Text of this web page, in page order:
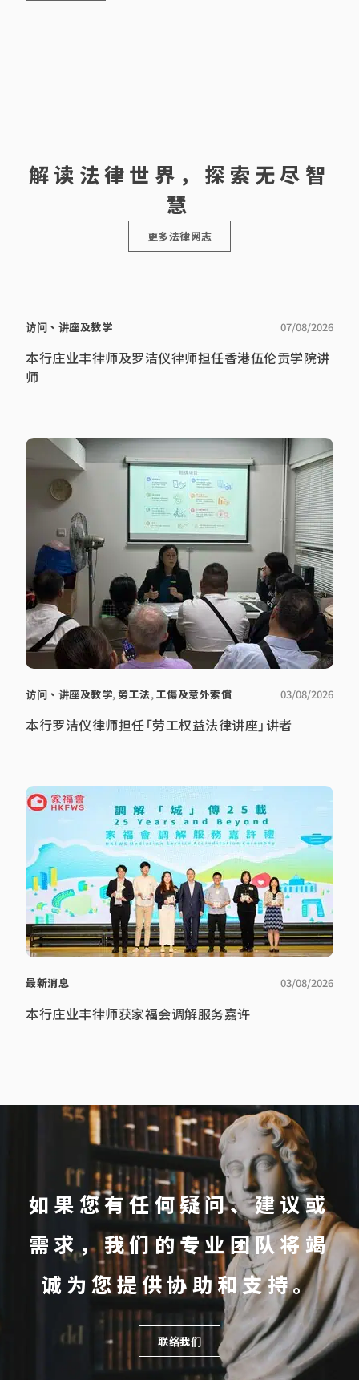
解读法律世界，探索无尽智
慧
更多法律网志
访问、讲座及教学 07/08/2026
本行庄业丰律师及罗洁仪律师担任香港伍伦贡学院讲
师
访问、讲座及教学, 勞工法, 工傷及意外索償 03/08/2026
本行罗洁仪律师担任「劳工权益法律讲座」讲者
最新消息 03/08/2026
本行庄业丰律师获家福会调解服务嘉许
如果您有任何疑问、建议或
需求，我们的专业团队将竭
诚为您提供协助和支持。
联络我们